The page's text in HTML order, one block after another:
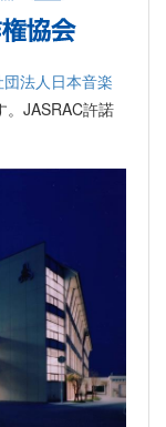
団法人日本音楽
。JASRAC許諾